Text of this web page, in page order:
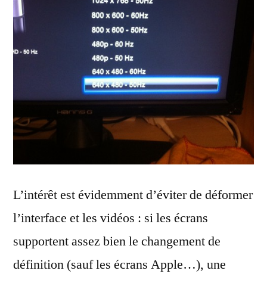
L’intérêt est évidemment d’éviter de déformer
l’interface et les vidéos : si les écrans
supportent assez bien le changement de
définition (sauf les écrans Apple…), une